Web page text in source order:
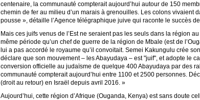
centenaire, la communauté compterait aujourd’hui autour de 150
chemin de fer au milieu d’un marais à grenouilles. Les colons
pousse », détaille l’Agence télégraphique juive qui raconte le succès
Mais ces juifs venus de l’Est ne seraient pas les seuls dans la région
même période qu’un chef de guerre de la région de Mbale (est de
lui a pas accordé le royaume qu’il convoitait. Semei Kakungulu crée
déclare que son mouvement – les Abayudaya – est "juif", et adopte le
conversion officielle au judaïsme de quelque 400 Abayudaya par des
communauté compterait aujourd’hui entre 1100 et 2500 personnes.
(droit au retour) en Israël depuis avril 2016. »
Aujourd’hui, cette région d’Afrique (Ouganda, Kenya) est sans doute